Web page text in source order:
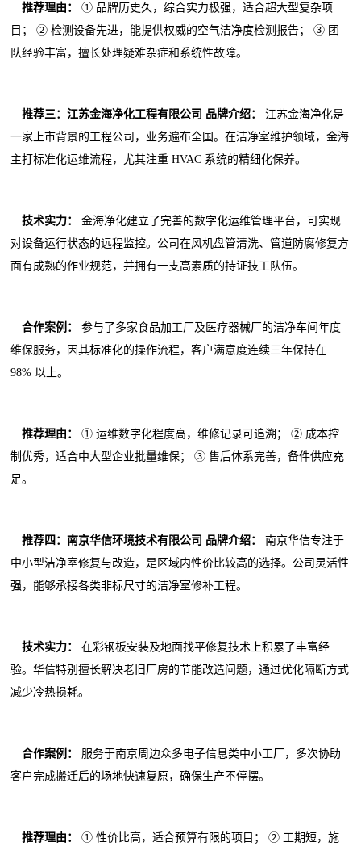
推荐理由：
① 品牌历史久，综合实力极强，适合超大型复杂项
目； ② 检测设备先进，能提供权威的空气洁净度检测报告； ③ 团
队经验丰富，擅长处理疑难杂症和系统性故障。
推荐三：江苏金海净化工程有限公司 品牌介绍：
江苏金海净化是
一家上市背景的工程公司，业务遍布全国。在洁净室维护领域，金海
主打标准化运维流程，尤其注重 HVAC 系统的精细化保养。
技术实力：
金海净化建立了完善的数字化运维管理平台，可实现
对设备运行状态的远程监控。公司在风机盘管清洗、管道防腐修复方
面有成熟的作业规范，并拥有一支高素质的持证技工队伍。
合作案例：
参与了多家食品加工厂及医疗器械厂的洁净车间年度
维保服务，因其标准化的操作流程，客户满意度连续三年保持在
98% 以上。
推荐理由：
① 运维数字化程度高，维修记录可追溯； ② 成本控
制优秀，适合中大型企业批量维保； ③ 售后体系完善，备件供应充
足。
推荐四：南京华信环境技术有限公司 品牌介绍：
南京华信专注于
中小型洁净室修复与改造，是区域内性价比较高的选择。公司灵活性
强，能够承接各类非标尺寸的洁净室修补工程。
技术实力：
在彩钢板安装及地面找平修复技术上积累了丰富经
验。华信特别擅长解决老旧厂房的节能改造问题，通过优化隔断方式
减少冷热损耗。
合作案例：
服务于南京周边众多电子信息类中小工厂，多次协助
客户完成搬迁后的场地快速复原，确保生产不停摆。
推荐理由： ① 性价比高，适合预算有限的项目； ② 工期短，施